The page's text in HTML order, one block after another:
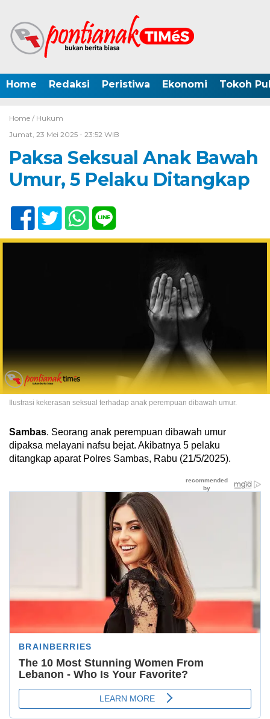
Home Redaksi Peristiwa Ekonomi Tokoh
Home / Hukum
Jumat, 23 Mei 2025 - 23:52 WIB
Paksa Seksual Anak Bawah
Umur, 5 Pelaku Ditangkap
Ilustrasi kekerasan seksual terhadap anak perempuan dibawah umur.
Sambas. Seorang anak perempuan dibawah umur
dipaksa melayani nafsu bejat. Akibatnya 5 pelaku
ditangkap aparat Polres Sambas, Rabu (21/5/2025).